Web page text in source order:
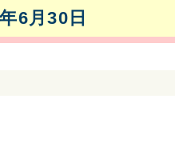
6月30日